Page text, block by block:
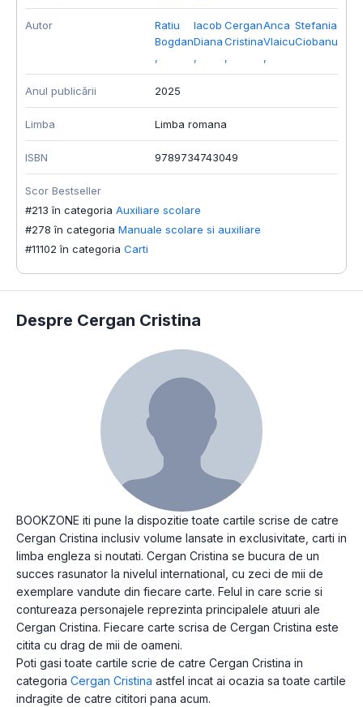
Autor
Ratiu
Bogdan
,
Iacob
Diana
,
Cergan
Cristina
,
Anca
Vlaicu
,
Stefania
Ciobanu
Anul publicării 2025
Limba Limba romana
ISBN 9789734743049
Scor Bestseller
#213 în categoria Auxiliare scolare
#278 în categoria Manuale scolare si auxiliare
#11102 în categoria Carti
Despre Cergan Cristina
BOOKZONE iti pune la dispozitie toate cartile scrise de catre
Cergan Cristina inclusiv volume lansate in exclusivitate, carti in
limba engleza si noutati. Cergan Cristina se bucura de un
succes rasunator la nivelul international, cu zeci de mii de
exemplare vandute din fiecare carte. Felul in care scrie si
contureaza personajele reprezinta principalele atuuri ale
Cergan Cristina. Fiecare carte scrisa de Cergan Cristina este
citita cu drag de mii de oameni.
Poti gasi toate cartile scrie de catre Cergan Cristina in
categoria Cergan Cristina astfel incat ai ocazia sa toate cartile
indragite de catre cititori pana acum.